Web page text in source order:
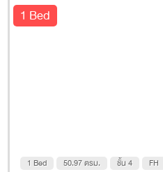
1 Bed
1 Bed 50.97 ตรม. ชั้น 4 FH